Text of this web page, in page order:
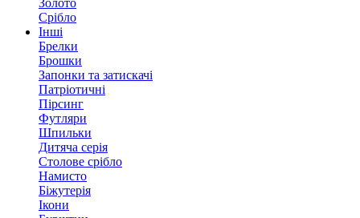
Золото
Срібло
Інші
Брелки
Брошки
Запонки та затискачі
Патріотичні
Пірсинг
Футляри
Шпильки
Дитяча серія
Столове срібло
Намисто
Біжутерія
Ікони